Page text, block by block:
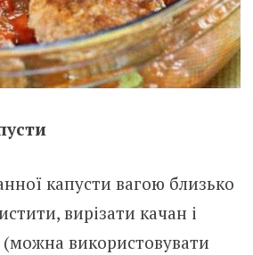
капусти вагою близько
вирізати качан і
(можна використовувати